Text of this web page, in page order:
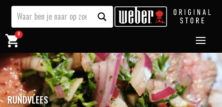
0
RUNDVLEES